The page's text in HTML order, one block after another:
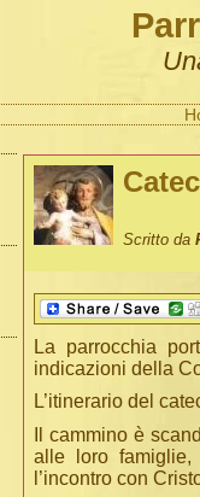
Scritto da
La parrocchia
indicazioni della
L’itinerario del
Il cammino è
alle loro
l’incontro con